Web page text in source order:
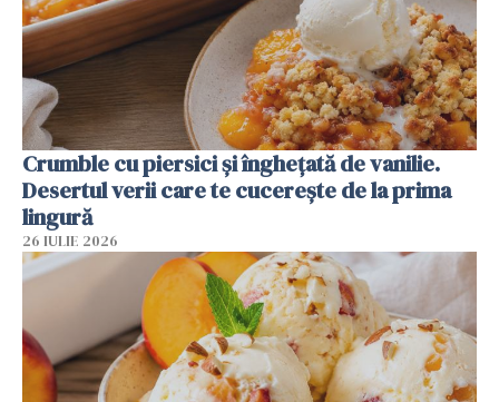
Crumble cu piersici și înghețată de vanilie.
Desertul verii care te cucerește de la prima
lingură
26 IULIE 2026